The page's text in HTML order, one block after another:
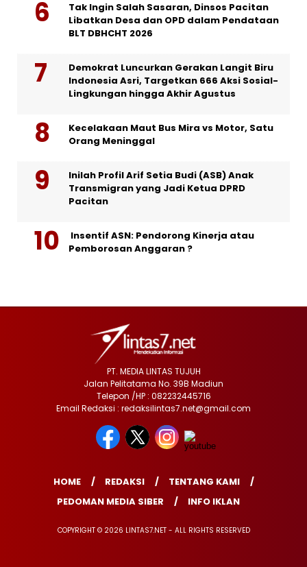
Tak Ingin Salah Sasaran, Dinsos Pacitan
Libatkan Desa dan OPD dalam Pendataan
BLT DBHCHT 2026
Demokrat Luncurkan Gerakan Langit Biru
Indonesia Asri, Targetkan 666 Aksi Sosial-
Lingkungan hingga Akhir Agustus
Kecelakaan Maut Bus Mira vs Motor, Satu
Orang Meninggal
Inilah Profil Arif Setia Budi (ASB) Anak
Transmigran yang Jadi Ketua DPRD
Pacitan
Insentif ASN: Pendorong Kinerja atau
Pemborosan Anggaran ?
PT. MEDIA LINTAS TUJUH
Jalan Pelitatama No. 39B Madiun
Telepon /HP : 082232445716
Email Redaksi : redaksilintas7.net@gmail.com
HOME REDAKSI
TENTANG KAMI
PEDOMAN MEDIA SIBER
INFO IKLAN
COPYRIGHT © 2026 LINTAS7.NET - ALL RIGHTS RESERVED